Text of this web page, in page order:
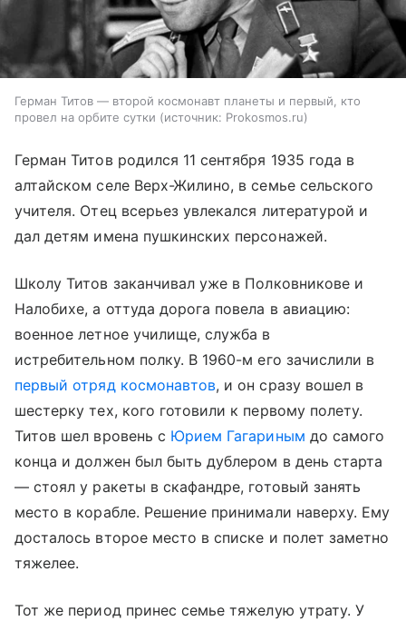
Герман Титов — второй космонавт планеты и первый, кто
провел на орбите сутки
источник: Prokosmos.ru
Герман Титов родился 11 сентября 1935 года в
алтайском селе Верх-Жилино, в семье сельского
учителя. Отец всерьез увлекался литературой и
дал детям имена пушкинских персонажей.
Школу Титов заканчивал уже в Полковникове и
Налобихе, а оттуда дорога повела в авиацию:
военное летное училище, служба в
истребительном полку. В 1960-м его зачислили в
первый отряд космонавтов, и он сразу вошел в
шестерку тех, кого готовили к первому полету.
Титов шел вровень с Юрием Гагариным до самого
конца и должен был быть дублером в день старта
— стоял у ракеты в скафандре, готовый занять
место в корабле. Решение принимали наверху. Ему
досталось второе место в списке и полет заметно
тяжелее.
Тот же период принес семье тяжелую утрату. У